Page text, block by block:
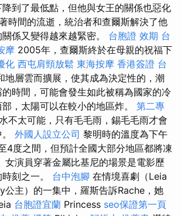
到了最低點，但他與女王的關係也惡化
時間的流逝，統治者和查爾斯解決了他
係又變得越來越緊密。 台胞證 效期 台
摩 2005年，查爾斯終於在母親的祝福下
化 西屯肩頸放鬆 東海按摩 香港簽證 台
地層雲而擴展，使其成為決定性的，潮
時間，可能會發生如此被稱為國家的冷
，太陽可以在較小的地區炸。 第二專
不太可能，只有毛毛雨，錫毛毛雨才會
外國人設立公司 黎明時的溫度為下午
4度之間，但預計全國大部分地區都將凍
女演員穿著金屬比基尼的場景是電影歷
刻之一。 台中泡腳 在情境喜劇（Leia
公主）的一集中，羅斯告訴Rache，她
台胞證宜蘭 Princess seo保證第一頁